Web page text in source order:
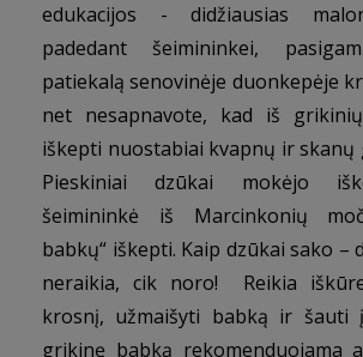
edukacijos - didžiausias
padedant šeimininkei,
patiekalą senovinėje duonkepėje
net nesapnavote, kad iš
iškepti nuostabiai kvapnų ir skanų
Pieskiniai dzūkai mokėjo
šeimininkė iš Marcinkonių
babkų“ iškepti. Kaip dzūkai sako –
neraikia, cik noro! Reikia
krosnį, užmaišyti babką ir šauti
grikinę babką rekomenduojama